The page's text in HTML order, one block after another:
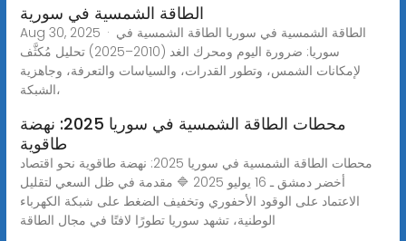
الطاقة الشمسية في سورية
Aug 30, 2025 · الطاقة الشمسية في سوريا الطاقة الشمسية في
سوريا: ضرورة اليوم ومحرك الغد (2010–2025) تحليل مُكثَّف
لإمكانات الشمس، وتطور القدرات، والسياسات والتعرفة، وجاهزية
الشبكة،
محطات الطاقة الشمسية في سوريا 2025: نهضة
طاقوية
محطات الطاقة الشمسية في سوريا 2025: نهضة طاقوية نحو اقتصاد
أخضر دمشق ـ 16 يوليو 2025 🔷 مقدمة في ظل السعي لتقليل
الاعتماد على الوقود الأحفوري وتخفيف الضغط على شبكة الكهرباء
الوطنية، تشهد سوريا تطورًا لافتًا في مجال الطاقة